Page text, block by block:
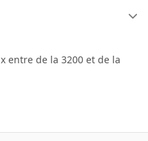
entre de la 3200 et de la